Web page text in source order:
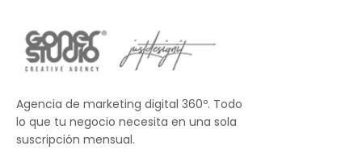
Agencia de marketing digital 360º. Todo
lo que tu negocio necesita en una sola
suscripción mensual.